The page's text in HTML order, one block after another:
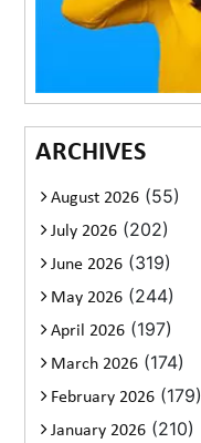
ARCHIVES
August 2026 (55)
July 2026 (202)
June 2026 (319)
May 2026 (244)
April 2026 (197)
March 2026 (174)
February 2026 (179)
January 2026 (210)